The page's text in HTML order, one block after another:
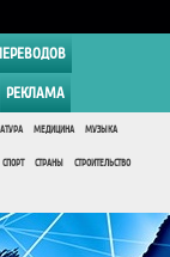
РЕКЛАМА
МЕДИЦИНА МУЗЫКА
СПОРТ СТРАНЫ СТРОИТЕЛЬСТВО